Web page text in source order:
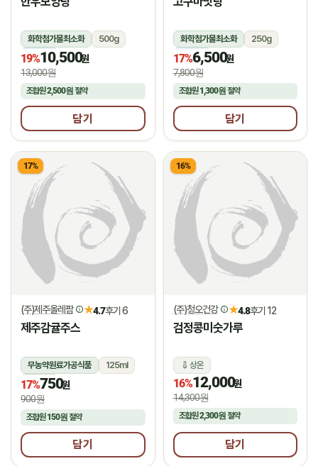
화학첨가물최소화
500g
냉동
19%10,500원
13,000원
조합원2,500원 절약
담기
화학첨가물최소화
250g
냉동
17%6,500원
7,800원
조합원1,300원절약
담기
17%
(주)제주올레팜 ★4.7후기 6
제주감귤주스
무농약원료가공식품
125ml
상온
17%750원
900원
조합원150원 절약
담기
16%
(주)청오건강 ★4.8후기 12
검정콩미숫가루
상온
16%12,000원
14,300원
조합원2,300원절약
담기